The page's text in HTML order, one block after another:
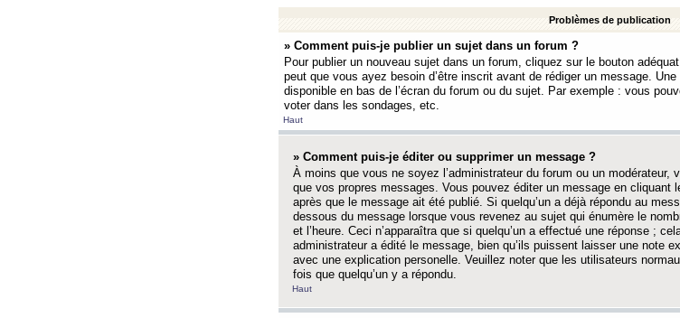
Problèmes de publication
» Comment puis-je publier un sujet dans un forum ?
Pour publier un nouveau sujet dans un forum, cliquez sur le bouton
peut que vous ayez besoin d’être inscrit avant de rédiger un message.
disponible en bas de l’écran du forum ou du sujet. Par exemple : vous
voter dans les sondages, etc.
Haut
» Comment puis-je éditer ou supprimer un message ?
À moins que vous ne soyez l’administrateur du forum ou un modérateur,
que vos propres messages. Vous pouvez éditer un message en cliquant
après que le message ait été publié. Si quelqu’un a déjà répondu au
dessous du message lorsque vous revenez au sujet qui énumère le
et l’heure. Ceci n’apparaîtra que si quelqu’un a effectué une réponse ;
administrateur a édité le message, bien qu’ils puissent laisser une note
avec une explication personelle. Veuillez noter que les utilisateurs
fois que quelqu’un y a répondu.
Haut